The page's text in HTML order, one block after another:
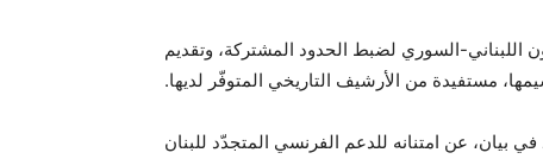
اللبناني-السوري لضبط الحدود المشتركة، وتقديم
مستفيدة من الأرشيف التاريخي المتوفّر لديها.
بيان، عن امتنانه للدعم الفرنسي المتجدّد للبنان